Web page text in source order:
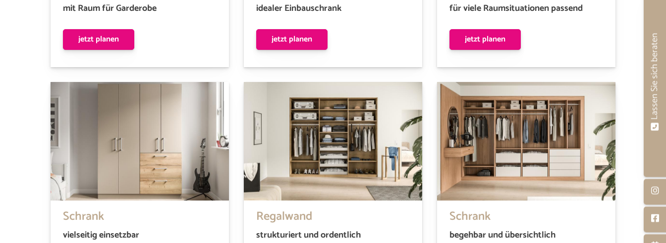
mit Raum für Garderobe
jetzt planen
idealer Einbauschrank
jetzt planen
für viele Raumsituationen passend
jetzt planen
Schrank
vielseitig einsetzbar
Regalwand
strukturiert und ordentlich
Schrank
begehbar und übersichtlich
Lassen Sie sich beraten